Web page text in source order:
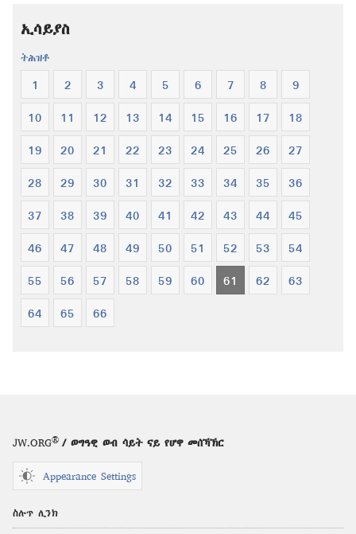
ኢሳይያስ
ትሕዝቶ
1 2 3 4 5 6 7 8 9
10 11 12 13 14 15 16 17 18
19 20 21 22 23 24 25 26 27
28 29 30 31 32 33 34 35 36
37 38 39 40 41 42 43 44 45
46 47 48 49 50 51 52 53 54
55 56 57 58 59 60 61 62 63
64 65 66
JW.ORG® / ወግዓዊ ወብ ሳይት ናይ የሆዋ መሰኻኽር
Appearance Settings
ስሉጥ ሊንክ